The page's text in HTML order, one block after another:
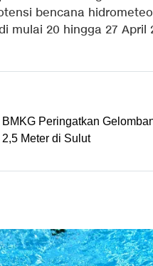
bencana
mulai 20 hingga 27 April
BMKG Peringatkan
2,5 Meter di Sulut